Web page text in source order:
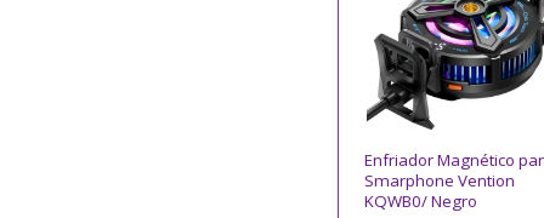
Enfriador Magnético
Smarphone Vention
KQWB0/ Negro